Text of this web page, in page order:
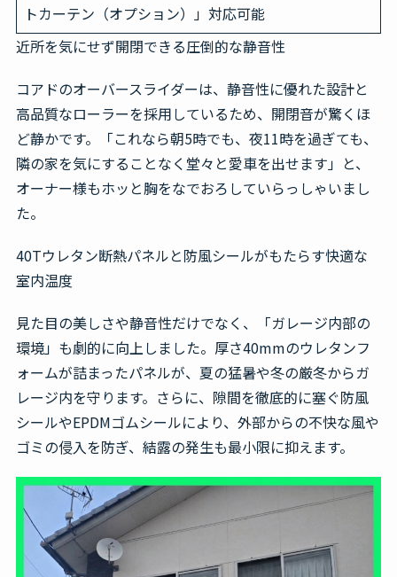
トカーテン（オプション）」対応可能
近所を気にせず開閉できる圧倒的な静音性
コアドのオーバースライダーは、静音性に優れた設計と
高品質なローラーを採用しているため、開閉音が驚くほ
ど静かです。「これなら朝5時でも、夜11時を過ぎても、
隣の家を気にすることなく堂々と愛車を出せます」と、
オーナー様もホッと胸をなでおろしていらっしゃいまし
た。
40Tウレタン断熱パネルと防風シールがもたらす快適な
室内温度
見た目の美しさや静音性だけでなく、「ガレージ内部の
環境」も劇的に向上しました。厚さ40mmのウレタンフ
ォームが詰まったパネルが、夏の猛暑や冬の厳冬からガ
レージ内を守ります。さらに、隙間を徹底的に塞ぐ防風
シールやEPDMゴムシールにより、外部からの不快な風や
ゴミの侵入を防ぎ、結露の発生も最小限に抑えます。